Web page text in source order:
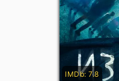
IMDb: 7.8